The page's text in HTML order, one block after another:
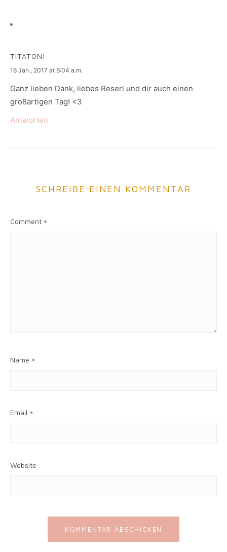
TITATONI
says:
16 Jan., 2017 at 6:04 a.m.
Ganz lieben Dank, liebes Reserl und dir auch einen
großartigen Tag! <3
Antworten
SCHREIBE EINEN KOMMENTAR
Comment *
Name *
Email *
Website